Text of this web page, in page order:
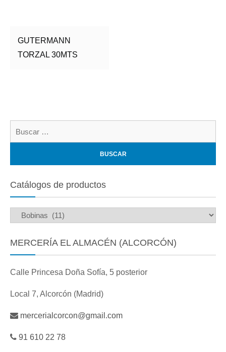
GUTERMANN
TORZAL 30MTS
Catálogos de productos
MERCERÍA EL ALMACÉN (ALCORCÓN)
Calle Princesa Doña Sofía, 5 posterior
Local 7, Alcorcón (Madrid)
mercerialcorcon@gmail.com
91 610 22 78